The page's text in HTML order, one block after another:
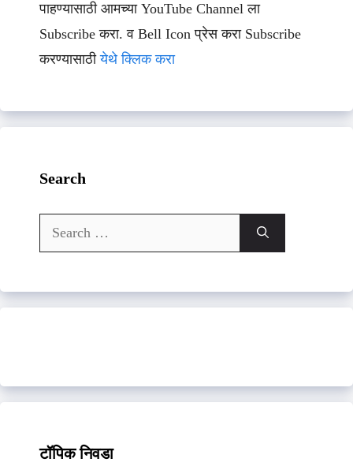
पाहण्यासाठी आमच्या YouTube Channel ला
Subscribe करा. व Bell Icon प्रेस करा Subscribe
करण्यासाठीयेथे क्लिक करा
Search
Search
for:
टॉपिक निवडा